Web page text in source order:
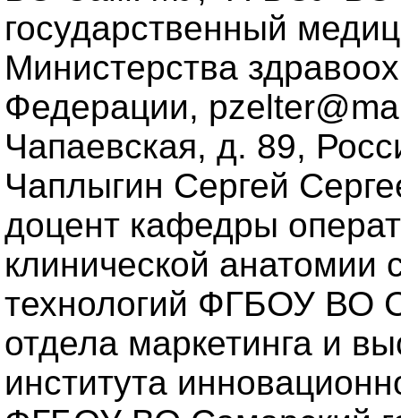
государственный
Министерства
Федерации,
Чапаевская, д. 89,
Чаплыгин Сергей
доцент кафедры
клинической анатомии
технологий ФГБОУ ВО
отдела маркетинга и
института